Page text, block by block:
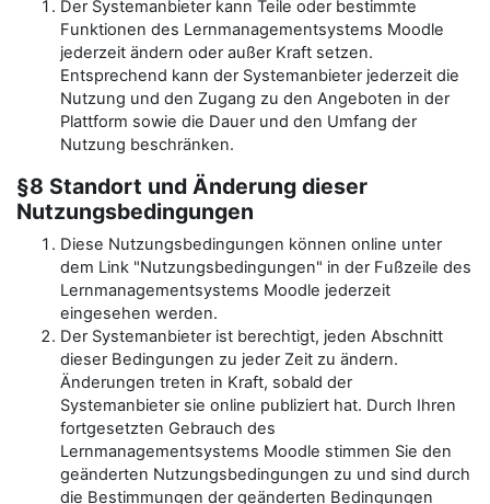
Der Systemanbieter kann Teile oder bestimmte
Funktionen des Lernmanagementsystems Moodle
jederzeit ändern oder außer Kraft setzen.
Entsprechend kann der Systemanbieter jederzeit die
Nutzung und den Zugang zu den Angeboten in der
Plattform sowie die Dauer und den Umfang der
Nutzung beschränken.
§8 Standort und Änderung dieser
Nutzungsbedingungen
Diese Nutzungsbedingungen können online unter
dem Link "Nutzungsbedingungen" in der Fußzeile des
Lernmanagementsystems Moodle jederzeit
eingesehen werden.
Der Systemanbieter ist berechtigt, jeden Abschnitt
dieser Bedingungen zu jeder Zeit zu ändern.
Änderungen treten in Kraft, sobald der
Systemanbieter sie online publiziert hat. Durch Ihren
fortgesetzten Gebrauch des
Lernmanagementsystems Moodle stimmen Sie den
geänderten Nutzungsbedingungen zu und sind durch
die Bestimmungen der geänderten Bedingungen